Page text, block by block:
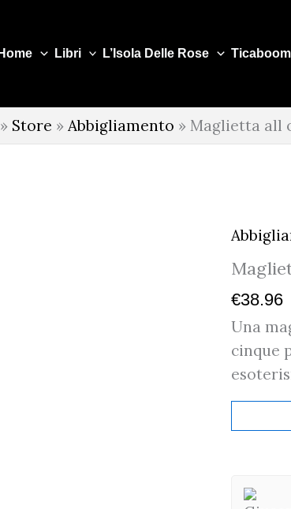
Home Libri L’Isola Delle Rose
» Store » Abbigliamento » Maglietta all
€38.96
Una
cinque